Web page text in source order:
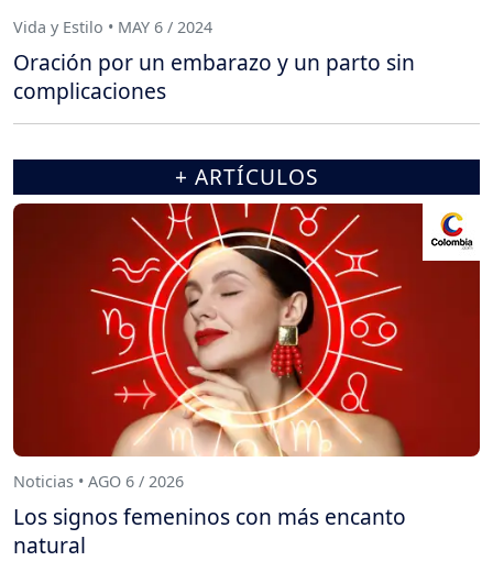
Vida y Estilo • MAY 6 / 2024
Oración por un embarazo y un parto sin
complicaciones
+ ARTÍCULOS
Noticias • AGO 6 / 2026
Los signos femeninos con más encanto
natural